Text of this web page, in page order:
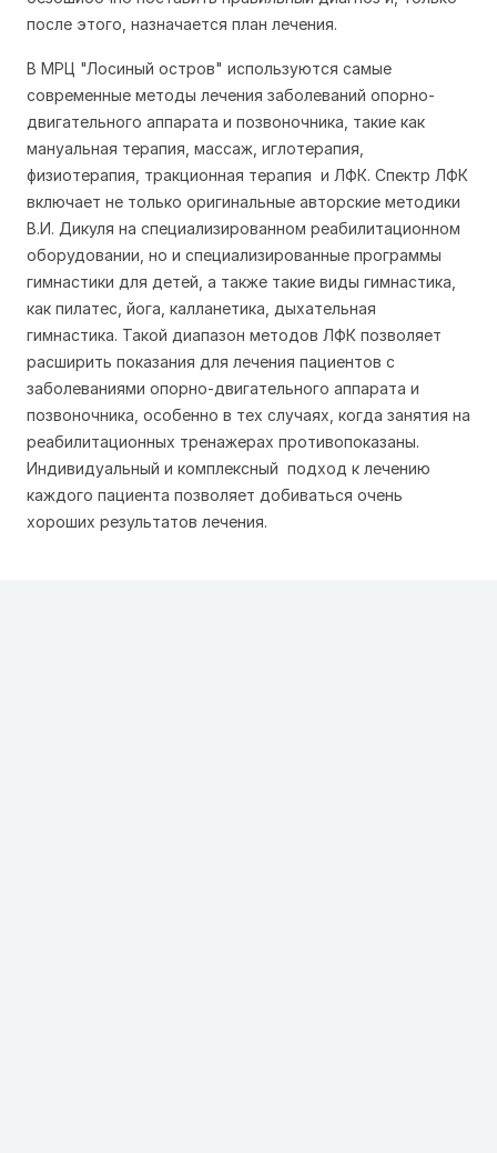
после этого, назначается план лечения.
В МРЦ "Лосиный остров" используются самые
современные методы лечения заболеваний опорно-
двигательного аппарата и позвоночника, такие как
мануальная терапия, массаж, иглотерапия,
физиотерапия, тракционная терапия и ЛФК. Спектр ЛФК
включает не только оригинальные авторские методики
В.И. Дикуля на специализированном реабилитационном
оборудовании, но и специализированные программы
гимнастики для детей, а также такие виды гимнастика,
как пилатес, йога, калланетика, дыхательная
гимнастика. Такой диапазон методов ЛФК позволяет
расширить показания для лечения пациентов с
заболеваниями опорно-двигательного аппарата и
позвоночника, особенно в тех случаях, когда занятия на
реабилитационных тренажерах противопоказаны.
Индивидуальный и комплексный подход к лечению
каждого пациента позволяет добиваться очень
хороших результатов лечения.